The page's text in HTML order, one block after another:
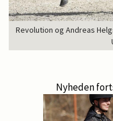
Revolution og Andreas
Nyheden